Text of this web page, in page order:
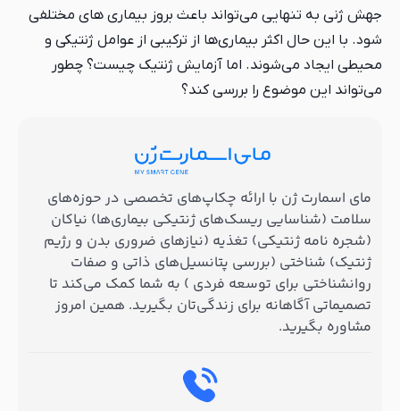
جهش ژنی به تنهایی می‌تواند باعث بروز بیماری های مختلفی
شود. با این حال اکثر بیماری‌ها از ترکیبی از عوامل ژنتیکی و
محیطی ایجاد می‌شوند. اما آزمایش ژنتیک چیست؟ چطور
می‌تواند این موضوع را بررسی کند؟
مای اسمارت ژن با ارائه چکاپ‌های تخصصی در حوزه‌های
سلامت (شناسایی ریسک‌های ژنتیکی بیماری‌ها) نیاکان
(شجره نامه ژنتیکی) تغذیه (نیازهای ضروری بدن و رژیم
ژنتیک) شناختی (بررسی پتانسیل‌های ذاتی و صفات
روانشناختی برای توسعه فردی ) به شما کمک می‌کند تا
تصمیماتی آگاهانه برای زندگی‌تان بگیرید. همین امروز
مشاوره بگیرید.